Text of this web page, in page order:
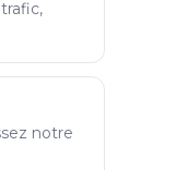
notre